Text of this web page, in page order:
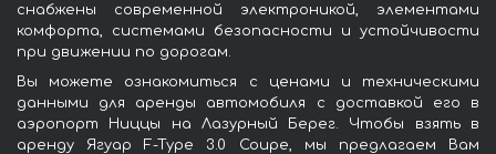
снабжены современной электроникой, элементами
комфорта, системами безопасности и устойчивости
при движении по дорогам.
Вы можете ознакомиться с ценами и техническими
данными для аренды автомобиля с доставкой его в
аэропорт Ниццы на Лазурный Берег. Чтобы взять в
аренду Ягуар F-Type 3.0 Coupe, мы предлагаем Вам